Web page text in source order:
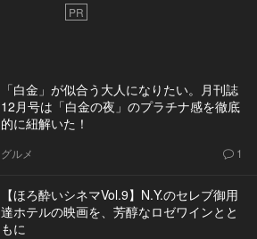
PR
「白金」が似合う大人になりたい。月刊誌
12月号は「白金の夜」のプラチナ感を徹底
的に紐解いた！
グルメ 1
【ほろ酔いシネマVol.9】N.Y.のセレブ御用
達ホテルの映画を、芳醇なロゼワインとと
もに